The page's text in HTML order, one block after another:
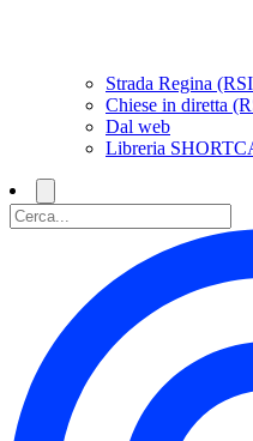
Strada Regina
Chiese in diretta
Dal web
Libreria